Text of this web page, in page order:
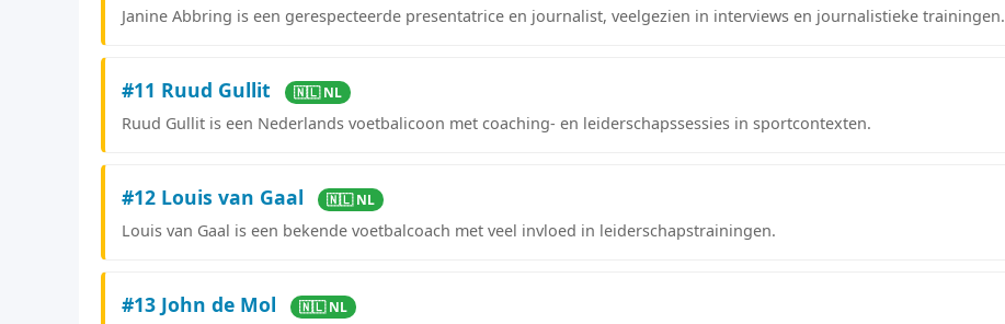
Janine Abbring is een gerespecteerde presentatrice en journalist, veelgezien in interviews en journalistieke trainingen.
#11 Ruud Gullit 🇳🇱 NL
Ruud Gullit is een Nederlands voetbalicoon met coaching- en leiderschapssessies in sportcontexten.
#12 Louis van Gaal 🇳🇱 NL
Louis van Gaal is een bekende voetbalcoach met veel invloed in leiderschapstrainingen.
#13 John de Mol 🇳🇱 NL